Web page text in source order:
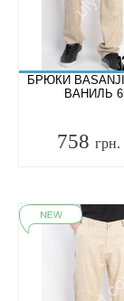
БРЮКИ
ВАНИЛЬ
758 грн.